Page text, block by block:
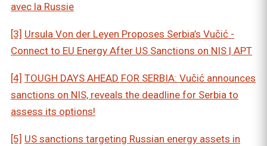
avec la Russie
[3] Ursula Von der Leyen Proposes Serbia’s Vučić -
Connect to EU Energy After US Sanctions on NIS | APT
[4] TOUGH DAYS AHEAD FOR SERBIA: Vučić announces
sanctions on NIS, reveals the deadline for Serbia to
assess its options!
[5] US sanctions targeting Russian energy assets in